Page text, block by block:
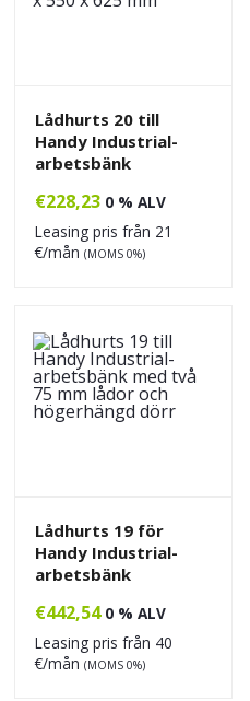
Lådhurts 20 till
Handy Industrial-
arbetsbänk
€228,23 0 % ALV
Leasing pris från 21
€/mån (MOMS 0%)
Lådhurts 19 för
Handy Industrial-
arbetsbänk
€442,54 0 % ALV
Leasing pris från 40
€/mån (MOMS 0%)